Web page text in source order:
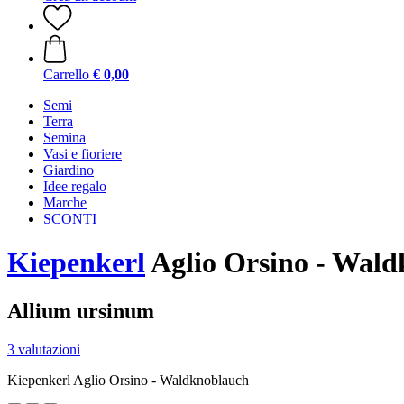
Carrello € 0,00
Semi
Terra
Semina
Vasi e fioriere
Giardino
Idee regalo
Marche
SCONTI
KiepenkerlAglio Orsino -
Allium ursinum
3 valutazioni
Kiepenkerl Aglio Orsino - Waldknoblauch